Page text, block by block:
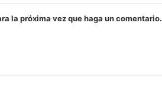
la próxima vez que haga un comentario.